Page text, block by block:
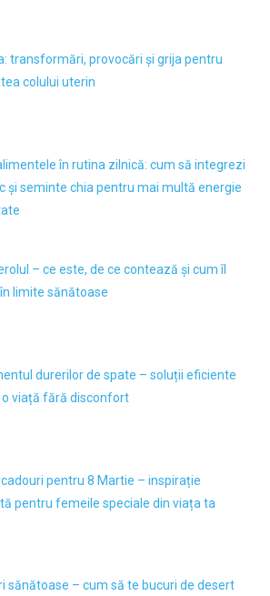
transformări, provocări și grija pentru
colului uterin
în rutina zilnică: cum să integrezi
și seminte chia pentru mai multă energie
– ce este, de ce contează și cum îl
limite sănătoase
durerilor de spate – soluții eficiente
viață fără disconfort
cadouri pentru 8 Martie – inspirație
pentru femeile speciale din viața ta
sănătoase – cum să te bucuri de desert